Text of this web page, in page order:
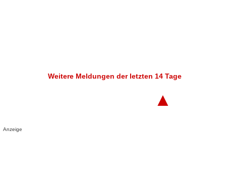
Weitere Meldungen der letzten 14 Tage
▲
Anzeige